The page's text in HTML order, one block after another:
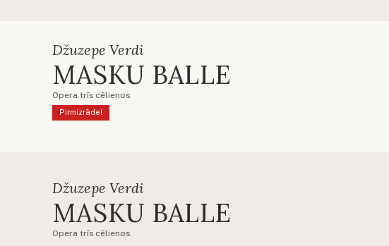
Džuzepe Verdi
MASKU BALLE
Opera trīs cēlienos
Pirmizrāde!
Džuzepe Verdi
MASKU BALLE
Opera trīs cēlienos